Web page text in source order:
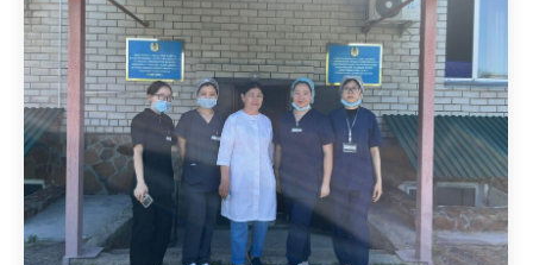
озвучены и обсуждены профилактика
преступлений и правонарушений среди
несовершеннолетних, воспитание
правового сознания учащихся;…